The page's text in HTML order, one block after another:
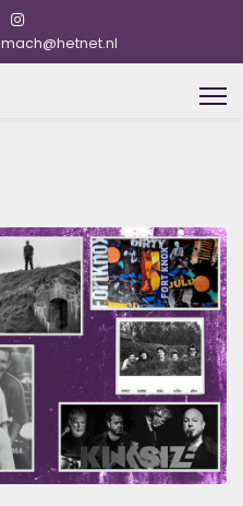
mach@hetnet.nl